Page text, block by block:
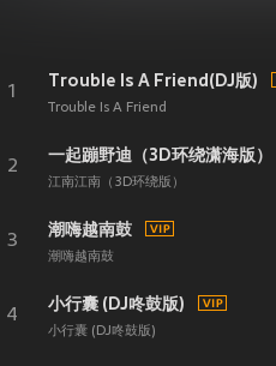
1
Trouble Is A Friend(DJ版)
Trouble Is A Friend
2
一起蹦野迪（3D环绕潇海版）
江南江南（3D环绕版）
3
潮嗨越南鼓
潮嗨越南鼓
4
小行囊 (DJ咚鼓版)
小行囊 (DJ咚鼓版)